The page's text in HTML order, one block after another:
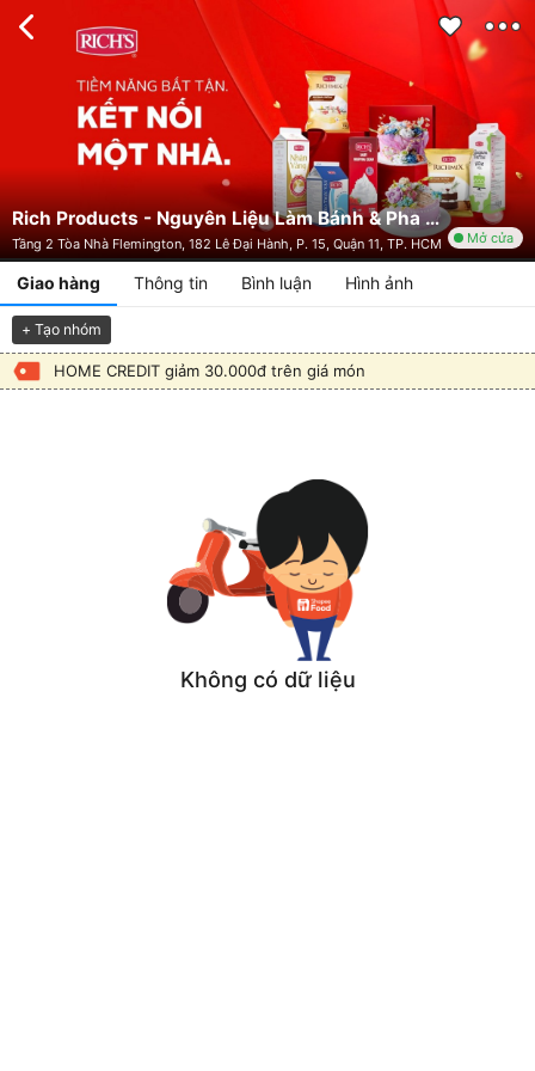
Rich Products - Nguyên Liệu Làm Bánh & Pha Chế - Tp. Hồ Chí Minh
Tầng 2 Tòa Nhà Flemington, 182 Lê Đại Hành, P. 15, Quận 11, TP. HCM Mở cửa
Giao hàng Thông tin Bình luận Hình ảnh
+ Tạo nhóm
HOME CREDIT giảm 30.000đ trên giá món
Không có dữ liệu